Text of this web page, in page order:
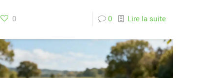
0 0 Lire la suite